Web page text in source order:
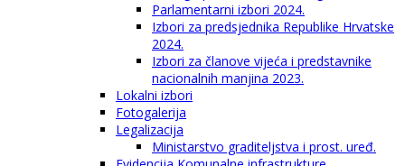
Parlamentarni izbori 2024.
Izbori za predsjednika Republike Hrvatske
2024.
Izbori za članove vijeća i predstavnike
nacionalnih manjina 2023.
Lokalni izbori
Fotogalerija
Legalizacija
Ministarstvo graditeljstva i prost. uređ.